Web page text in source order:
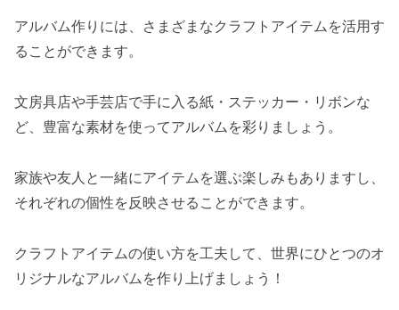
アルバム作りには、さまざまなクラフトアイテムを活用す
ることができます。
文房具店や手芸店で手に入る紙・ステッカー・リボンな
ど、豊富な素材を使ってアルバムを彩りましょう。
家族や友人と一緒にアイテムを選ぶ楽しみもありますし、
それぞれの個性を反映させることができます。
クラフトアイテムの使い方を工夫して、世界にひとつのオ
リジナルなアルバムを作り上げましょう！